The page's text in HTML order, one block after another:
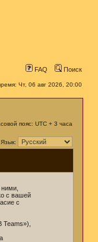
FAQ Поиск
Чт, 06 авг 2026, 20:00
пояс: UTC + 3 часа
Язык:
с вашей
с